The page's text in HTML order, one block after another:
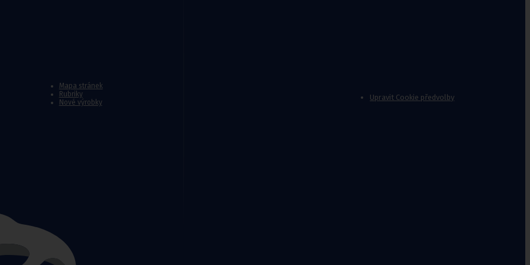
a sedáky proti proleženinám
Mapa stránek
Rubriky
Nové výrobky
Upravit Cookie předvolby